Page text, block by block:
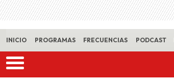
INICIO PROGRAMAS FRECUENCIAS PODCAST